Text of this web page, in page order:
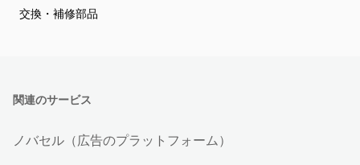
交換・補修部品
関連のサービス
ノバセル（広告のプラットフォーム）